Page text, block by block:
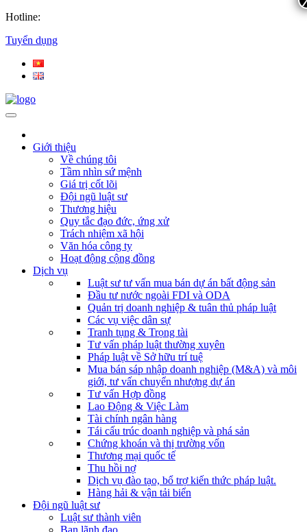
Hotline:
Tuyển dụng
Giới thiệu
Về chúng tôi
Tầm nhìn sứ mệnh
Giá trị cốt lõi
Đội ngũ luật sư
Thương hiệu
Quy tắc đạo đức, ứng xử
Trách nhiệm xã hội
Văn hóa công ty
Hoạt động cộng đồng
Dịch vụ
Luật sư tư vấn mua bán dự án bất động sản
Đầu tư nước ngoài FDI và ODA
Quản trị doanh nghiệp & tuân thủ pháp luật
Các vụ việc dân sự
Tranh tụng & Trọng tài
Tư vấn pháp luật thường xuyên
Pháp luật về Sở hữu trí tuệ
Mua bán sáp nhập doanh nghiệp (M&A) và môi
giới, tư vấn chuyển nhượng dự án
Tư vấn Hợp đồng
Lao Động & Việc Làm
Tài chính ngân hàng
Tái cấu trúc doanh nghiệp và phá sản
Chứng khoán và thị trường vốn
Thương mại quốc tế
Thu hồi nợ
Dịch vụ đào tạo, bổ trợ kiến thức pháp luật.
Hàng hải & vận tải biển
Đội ngũ luật sư
Luật sư thành viên
Ban lãnh đạo